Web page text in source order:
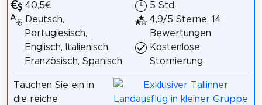
40,5€
Deutsch,
Portugiesisch,
Englisch, Italienisch,
Französisch, Spanisch
5 Std.
4,9/5 Sterne, 14
Bewertungen
Kostenlose
Stornierung
Tauchen Sie ein in
die reiche